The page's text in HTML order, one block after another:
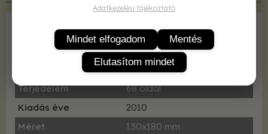
Lapu Bt.
9789638584786
fűzve
Terjedelem
68 oldal
Kiadás éve
2010
Méret
130x180 mm
Adatkezelési tájékoztató
Mindet elfogadom
Mentés
Elutasítom mindet